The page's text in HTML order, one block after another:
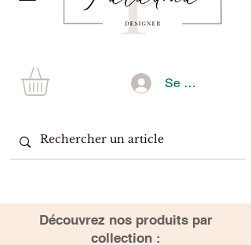
Se connecter
​Découvrez nos produits par
collection :